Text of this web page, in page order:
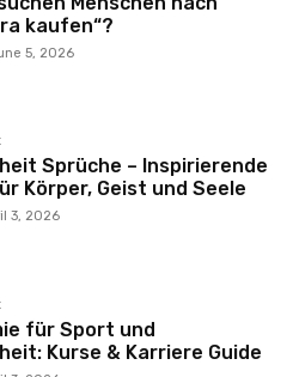
kaufen“?
5, 2026
Sprüche – Inspirierende
Körper, Geist und Seele
3, 2026
für Sport und
Kurse & Karriere Guide